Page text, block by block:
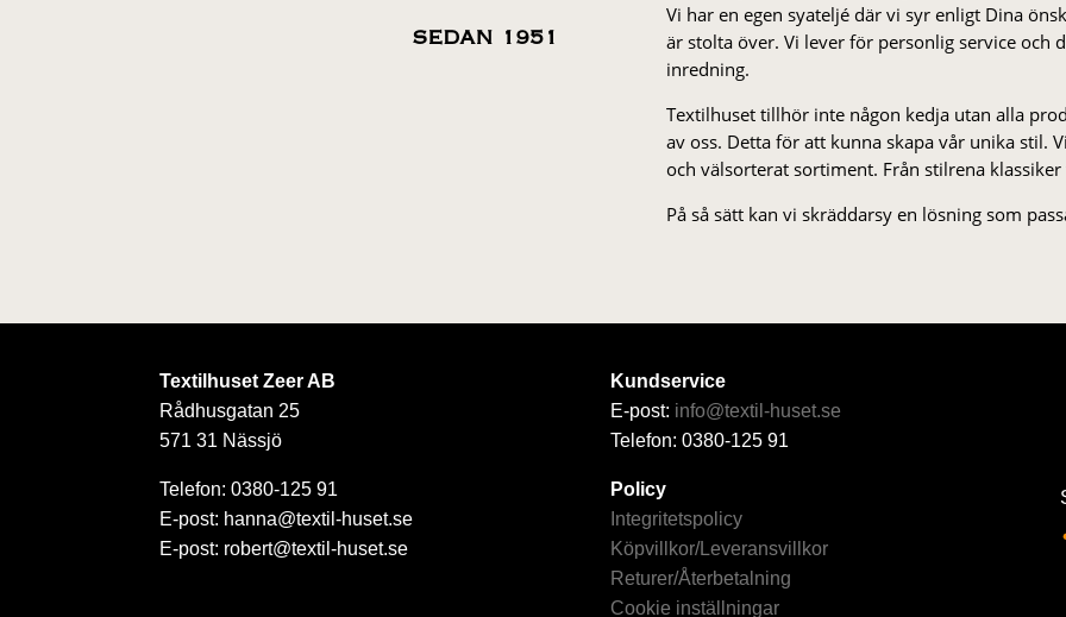
SEDAN 1951
Vi har en egen syateljé där vi syr enligt Dina
är stolta över. Vi lever för personlig service och
inredning.
Textilhuset tillhör inte någon kedja utan alla
av oss. Detta för att kunna skapa vår unika stil.
och välsorterat sor­ti­ment. Från stil­rena
På så sätt kan vi skräddarsy en lösning som
Textilhuset Zeer AB
Rådhusgatan 25
571 31 Nässjö
Telefon: 0380-125 91
E-post: hanna@textil-huset.se
E-post: robert@textil-huset.se
Kundservice
E-post: info@textil-huset.se
Telefon: 0380-125 91
Policy
Integritetspolicy
Köpvillkor/Leveransvillkor
Returer/Återbetalning
Cookie inställningar